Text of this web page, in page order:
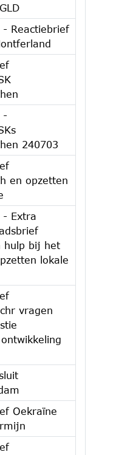
Reactiebrief
-
240703
en opzetten
- Extra
hulp bij het
lokale
vragen
Oekraïne